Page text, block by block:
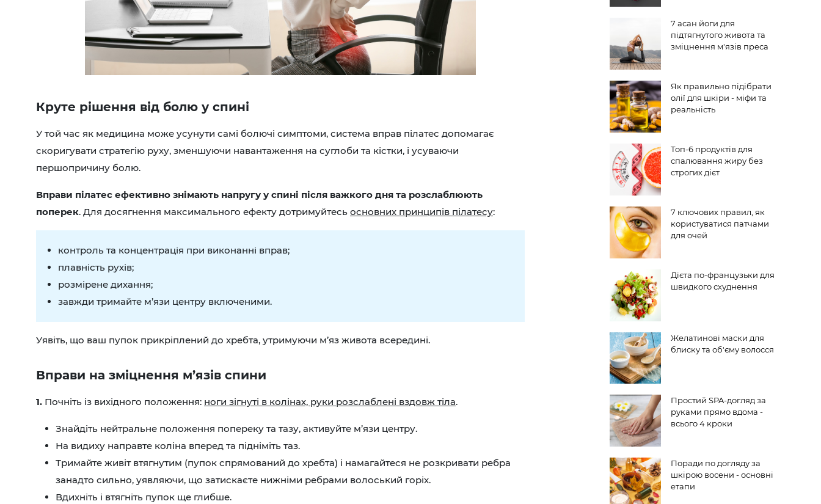
Круте рішення від болю у спині
У той час як медицина може усунути самі болючі симптоми, система вправ пілатес допомагає
скоригувати стратегію руху, зменшуючи навантаження на суглоби та кістки, і усуваючи
першопричину болю.
Вправи пілатес ефективно знімають напругу у спині після важкого дня та розслаблюють
поперек. Для досягнення максимального ефекту дотримуйтесь основних принципів пілатесу:
контроль та концентрація при виконанні вправ;
плавність рухів;
розмірене дихання;
завжди тримайте м’язи центру включеними.
Уявіть, що ваш пупок прикріплений до хребта, утримуючи м’яз живота всередині.
Вправи на зміцнення м’язів спини
1. Почніть із вихідного положення: ноги зігнуті в колінах, руки розслаблені вздовж тіла.
Знайдіть нейтральне положення попереку та тазу, активуйте м’язи центру.
На видиху направте коліна вперед та підніміть таз.
Тримайте живіт втягнутим (пупок спрямований до хребта) і намагайтеся не розкривати ребра
занадто сильно, уявляючи, що затискаєте нижніми ребрами волоський горіх.
Вдихніть і втягніть пупок ще глибше.
7 асан йоги для
підтягнутого живота та
зміцнення м'язів преса
Як правильно підібрати
олії для шкіри - міфи та
реальність
Топ-6 продуктів для
спалювання жиру без
строгих дієт
7 ключових правил, як
користуватися патчами
для очей
Дієта по-французьки для
швидкого схуднення
Желатинові маски для
блиску та об'єму волосся
Простий SPA-догляд за
руками прямо вдома -
всього 4 кроки
Поради по догляду за
шкірою восени - основні
етапи